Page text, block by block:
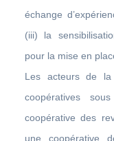
échange
(iii) la
pour la mise en
Les acteurs de
coopératives
coopérative des
une coopérative